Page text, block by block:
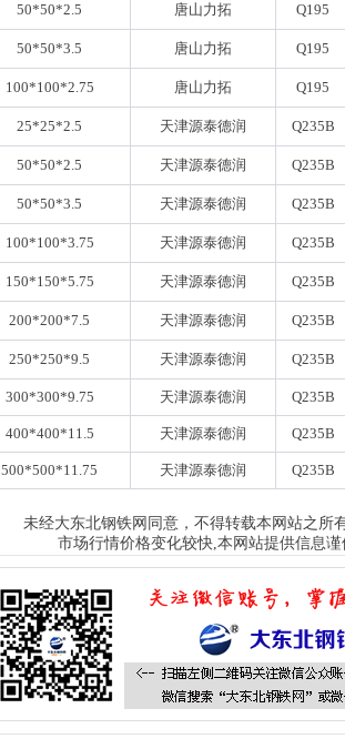
50*50*2.5 唐山力拓 Q195
50*50*3.5 唐山力拓 Q195
100*100*2.75 唐山力拓 Q195
25*25*2.5 天津源泰德润 Q235B
50*50*2.5 天津源泰德润 Q235B
50*50*3.5 天津源泰德润 Q235B
100*100*3.75 天津源泰德润 Q235B
150*150*5.75 天津源泰德润 Q235B
200*200*7.5 天津源泰德润 Q235B
250*250*9.5 天津源泰德润 Q235B
300*300*9.75 天津源泰德润 Q235B
400*400*11.5 天津源泰德润 Q235B
500*500*11.75 天津源泰德润 Q235B
未经大东北钢铁网 同意，不得转载本网站之所
市场行情价格变化较快,本网站提供信息